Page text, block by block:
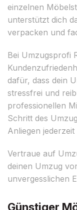
einzelnen
unterstützt dich
verpacken und
Bei Umzugsprofi
dafür, dass dein
stressfrei und
professionellen
Schritt des
Anliegen
Vertraue auf
deinen Umzug
unvergesslichen
Günstiger